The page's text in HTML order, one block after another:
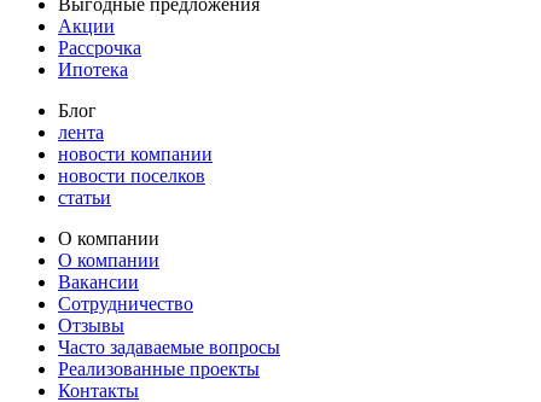
Выгодные предложения
Акции
Рассрочка
Ипотека
Блог
лента
новости компании
новости поселков
статьи
О компании
О компании
Вакансии
Сотрудничество
Отзывы
Часто задаваемые вопросы
Реализованные проекты
Контакты